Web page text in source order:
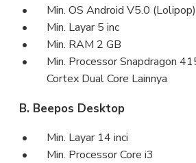
Min. OS Android V5.0 (Lolipop)
Min. Layar 5 inc
Min. RAM 2 GB
Min. Processor Snapdragon
Cortex Dual Core Lainnya
B. Beepos Desktop
Min. Layar 14 inci
Min. Processor Core i3